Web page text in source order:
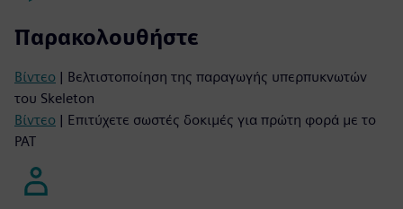
Παρακολουθήστε
Βίντεο | Βελτιστοποίηση της παραγωγής υπερπυκνωτών
του Skeleton
Βίντεο | Επιτύχετε σωστές δοκιμές για πρώτη φορά με το
PAT